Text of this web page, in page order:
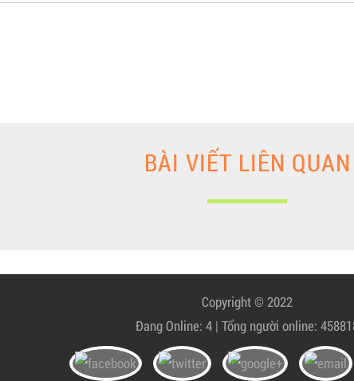
BÀI VIẾT LIÊN QUAN
Copyright © 2022
Đang Online: 4 | Tổng người online: